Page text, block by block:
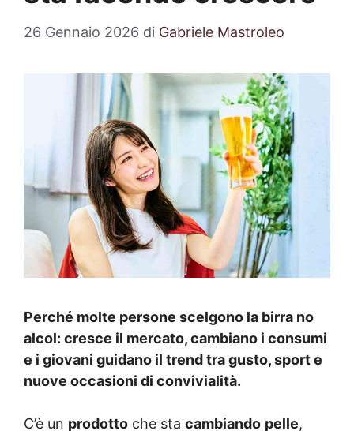
26 Gennaio 2026 di Gabriele Mastroleo
Perché molte persone scelgono la birra no
alcol: cresce il mercato, cambiano i consumi
e i giovani guidano il trend tra gusto, sport e
nuove occasioni di convivialità.
C’è un prodotto che sta cambiando pelle,